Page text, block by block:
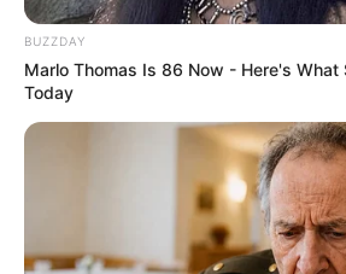
BUZZDAY
Marlo Thomas Is 86 Now - Here's What
Today